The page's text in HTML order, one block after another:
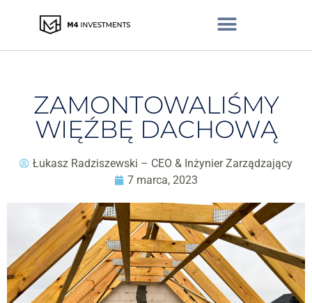
ZAMONTOWALIŚMY
WIĘŹBĘ DACHOWĄ
Łukasz Radziszewski – CEO & Inżynier Zarządzający
7 marca, 2023